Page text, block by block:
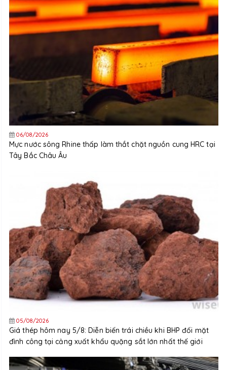
06/08/2026
Mực nước sông Rhine thấp làm thắt chặt nguồn cung HRC tại
Tây Bắc Châu Âu
05/08/2026
Giá thép hôm nay 5/8: Diễn biến trái chiều khi BHP đối mặt
đình công tại cảng xuất khẩu quặng sắt lớn nhất thế giới